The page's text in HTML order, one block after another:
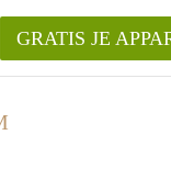
GRATIS JE